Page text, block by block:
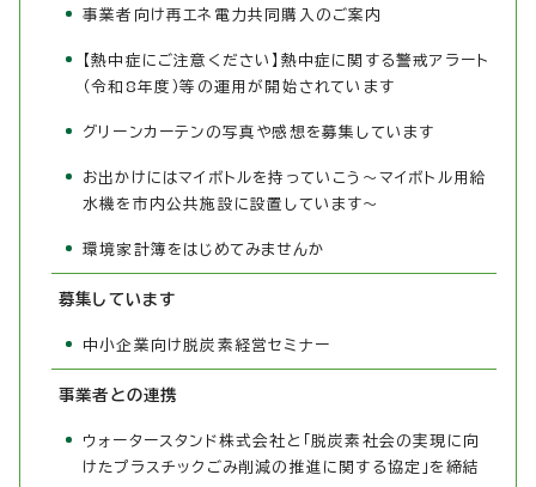
事業者向け再エネ電力共同購入のご案内
【熱中症にご注意ください】熱中症に関する警戒アラート
（令和8年度）等の運用が開始されています
グリーンカーテンの写真や感想を募集しています
お出かけにはマイボトルを持っていこう～マイボトル用給
水機を市内公共施設に設置しています～
環境家計簿をはじめてみませんか
募集しています
中小企業向け脱炭素経営セミナー
事業者との連携
ウォータースタンド株式会社と「脱炭素社会の実現に向
けたプラスチックごみ削減の推進に関する協定」を締結